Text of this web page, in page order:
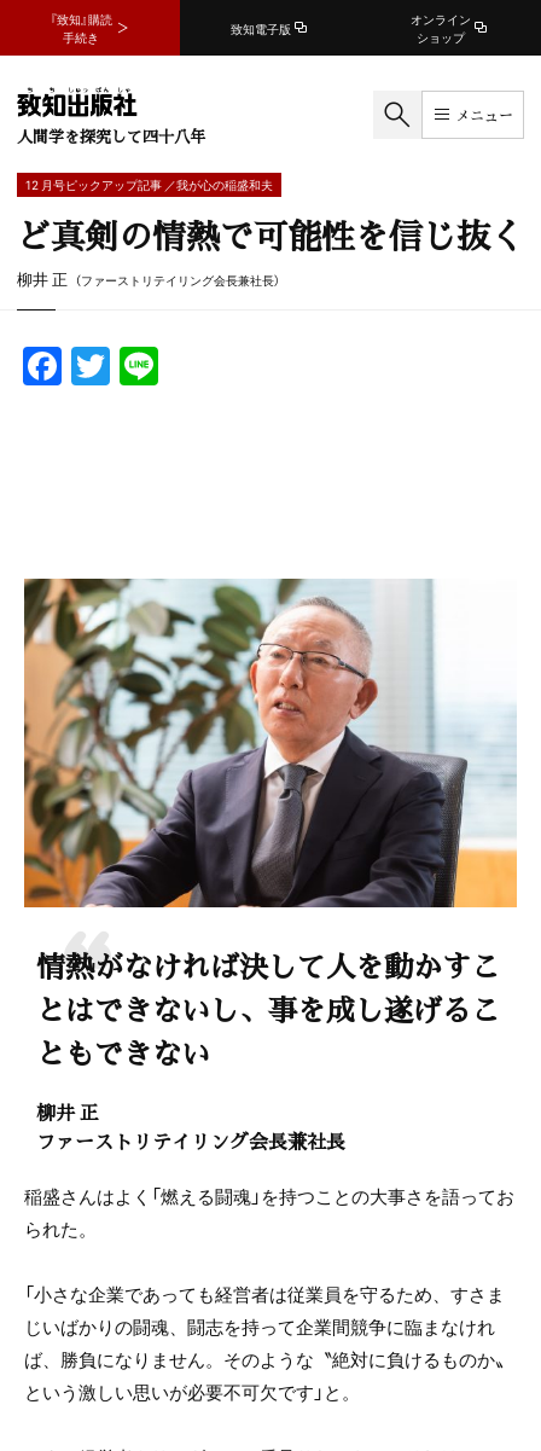
『致知』購読
手続き
致知電子版
オンライン
ショップ
人間学を探究して四十八年
メニュー
12 月号ピックアップ記事 ／我が心の稲盛和夫
ど真剣の情熱で可能性を信じ抜く
柳井 正 （ファーストリテイリング会長兼社長）
F
a
o
k
T
w
情熱がなければ決して人を動かすこ
とはできないし、事を成し遂げるこ
ともできない
柳井 正
ファーストリテイリング会長兼社長
稲盛さんはよく「燃える闘魂」を持つことの大事さを語ってお
られた。
「小さな企業であっても経営者は従業員を守るため、すさま
じいばかりの闘魂、闘志を持って企業間競争に臨まなけれ
ば、勝負になりません。そのような〝絶対に負けるものか〟
という激しい思いが必要不可欠です」と。